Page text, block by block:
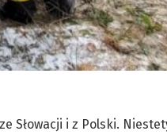
Słowacji i z Polski.